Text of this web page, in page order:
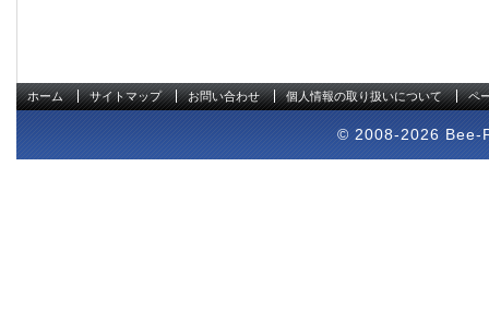
ホーム サイトマップ お問い合わせ 個人情報の取り扱いについて ペ
© 2008-2026 Bee-